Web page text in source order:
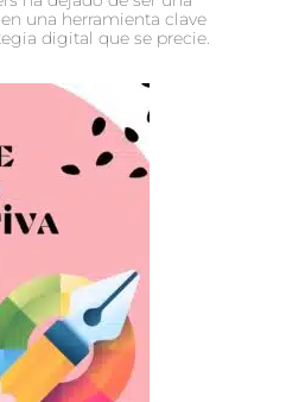
una herramienta clave
digital que se precie.